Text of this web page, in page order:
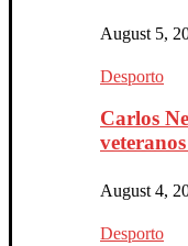
August 5,
Desporto
Carlos
August 4,
Desporto